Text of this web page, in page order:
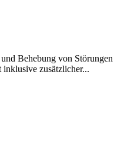
Behebung von Störungen
zusätzlicher...